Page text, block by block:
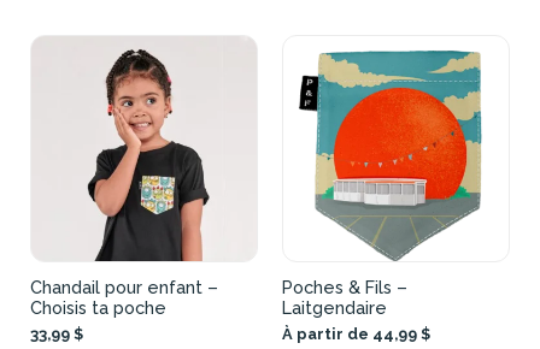
Chandail pour enfant –
Choisis ta poche
33,99 $
Poches & Fils –
Laitgendaire
À partir de 44,99 $